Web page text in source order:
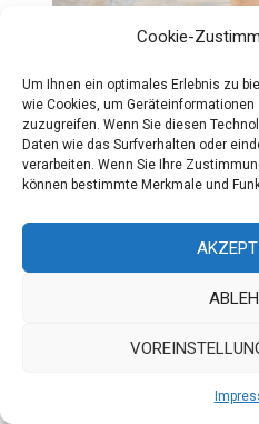
Cookie-
Um Ihnen ein optimales Erlebnis zu
wie Cookies, um
zuzugreifen. Wenn Sie diesen
Daten wie das Surfverhalten oder
verarbeiten. Wenn Sie Ihre
können bestimmte Merkmale und